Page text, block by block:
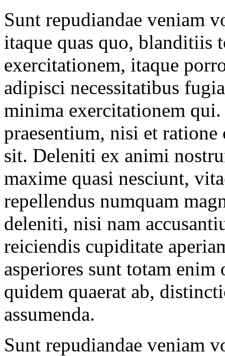
Sunt repudiandae veniam
itaque quas quo, blanditiis
exercitationem, itaque
adipisci necessitatibus
minima exercitationem
praesentium, nisi et
sit. Deleniti ex animi
maxime quasi nesciunt,
repellendus numquam
deleniti, nisi nam
reiciendis cupiditate
asperiores sunt totam
quidem quaerat ab,
assumenda.
Sunt repudiandae veniam